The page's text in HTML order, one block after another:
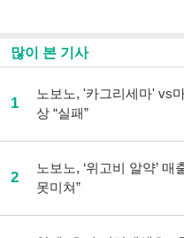
기
사
공
많이 본 기사
1
노보노, '카그리세마' vs
상 “실패”
2
노보노, ‘위고비 알약’ 매
못미쳐”